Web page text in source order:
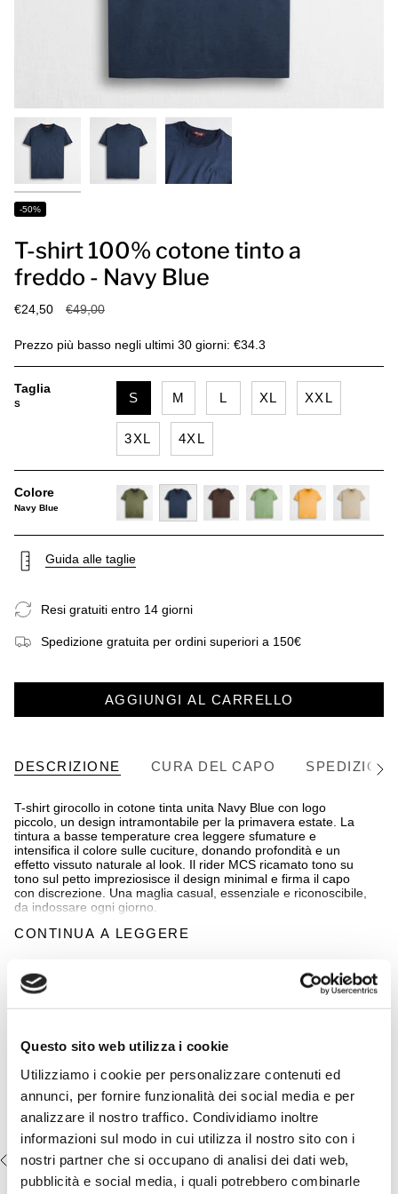
Questo sito web utilizza i cookie
Utilizziamo i cookie per personalizzare contenuti ed
annunci, per fornire funzionalità dei social media e per
analizzare il nostro traffico. Condividiamo inoltre
informazioni sul modo in cui utilizza il nostro sito con i
nostri partner che si occupano di analisi dei dati web,
pubblicità e social media, i quali potrebbero combinarle
-50%
T-shirt 100% cotone tinto a
freddo - Navy Blue
€24,50
Prezzo
€49,00
Prezzo più basso negli ultimi 30 giorni: €34.3
Taglia
S S M L XL XXL
3XL 4XL
Colore
Navy Blue
Guida alle taglie
Resi gratuiti entro 14 giorni
Spedizione gratuita per ordini superiori a 150€
AGGIUNGI AL CARRELLO
DESCRIZIONE CURA DEL CAPO
Vedi
T-shirt girocollo in cotone tinta unita Navy Blue con logo
piccolo, un design intramontabile per la primavera estate. La
tintura a basse temperature crea leggere sfumature e
intensifica il colore sulle cuciture, donando profondità e un
effetto vissuto naturale al look. Il rider MCS ricamato tono su
tono sul petto impreziosisce il design minimal e firma il capo
con discrezione. Una maglia casual, essenziale e riconoscibile,
da indossare ogni giorno.
- trattamento tinto capo a freddo
- vestibilità regular fit
- logo MCS ricamato sul petto
14MTS014-02308
CONTINUA A LEGGERE
Completa il look:
€54,50 €109,00
VISTI DI RECENTE